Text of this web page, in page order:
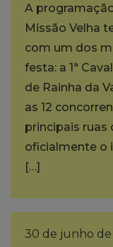
A
Missão Velha
com um dos
festa: a 1ª
de Rainha da
as 12
principais ruas
oficialmente o
[…]
30 de junho